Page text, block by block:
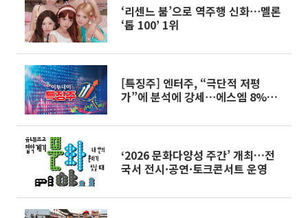
‘리센느 붐’으로 역주행 신화⋯멜론
‘톱 100’ 1위
[특징주] 엔터주, “극단적 저평
가”에 분석에 강세⋯에스엠 8%ㆍ
‘2026 문화다양성 주간’ 개최…전
국서 전시·공연·토크콘서트 운영